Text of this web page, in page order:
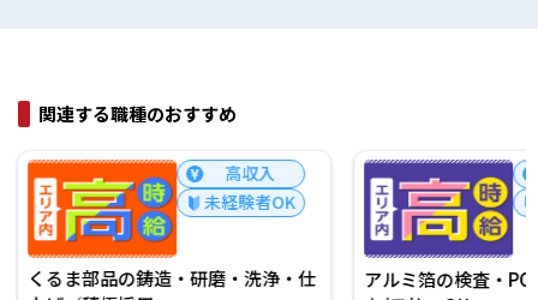
関連する職種のおすすめ
高収入
未経験者OK
くるま部品の鋳造・研磨・洗浄・仕
アルミ箔の検査・